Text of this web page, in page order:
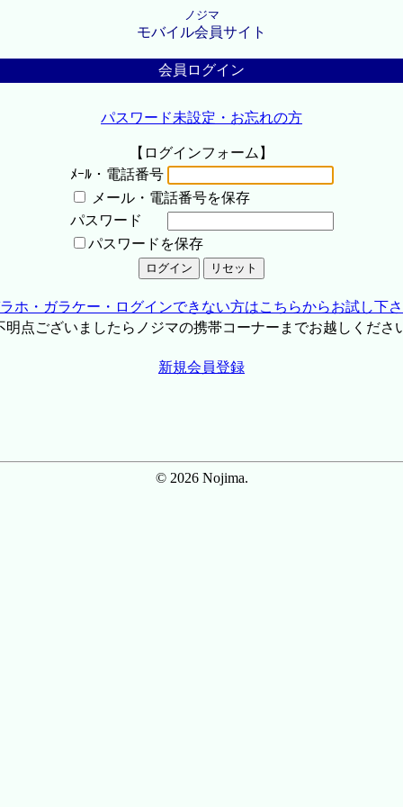
ノジマ
モバイル会員サイト
会員ログイン
パスワード未設定・お忘れの方
【ログインフォーム】
ﾒｰﾙ・電話番号
メール・電話番号を保存
パスワード
パスワードを保存
ホ・ガラケー・ログインできない方はこちらからお試し下
点ございましたらノジマの携帯コーナーまでお越しくださ
新規会員登録
© 2026 Nojima.